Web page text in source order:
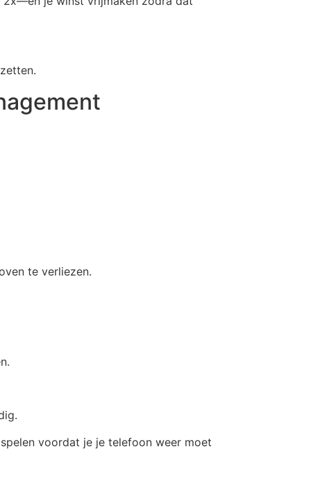
te verliezen.
voordat je je telefoon weer moet